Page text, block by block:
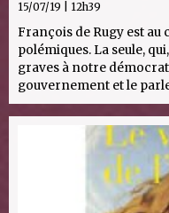
15/07/19 | 12h39
François de Rugy est
polémiques. La seule,
graves à notre
gouvernement et le